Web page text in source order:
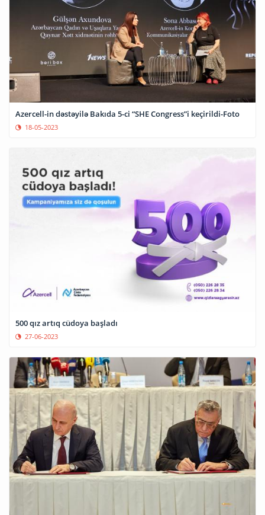
Azercell-in dəstəyilə Bakıda 5-ci “SHE Congress”i keçirildi-Foto
18-05-2023
500 qız artıq cüdoya başladı
27-06-2023